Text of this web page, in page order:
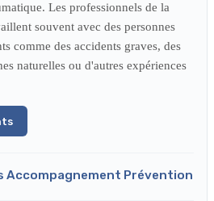
Les professionnels de la
souvent avec des personnes
comme des accidents graves, des
naturelles ou d'autres expériences
Accompagnement Prévention